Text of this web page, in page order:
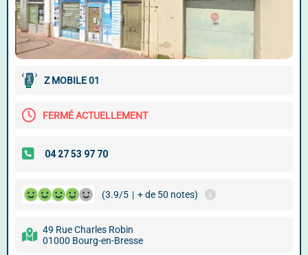
Z MOBILE 01
FERMÉ ACTUELLEMENT
(3.9/5 | + de 50 notes)
49 Rue Charles Robin
01000 Bourg-en-Bresse